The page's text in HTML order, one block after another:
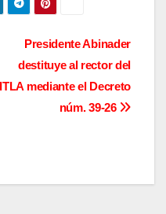
Presidente Abinader
destituye al rector del
ITLA mediante el Decreto
núm. 39-26